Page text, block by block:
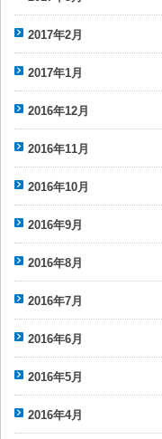
2017年2月
2017年1月
2016年12月
2016年11月
2016年10月
2016年9月
2016年8月
2016年7月
2016年6月
2016年5月
2016年4月